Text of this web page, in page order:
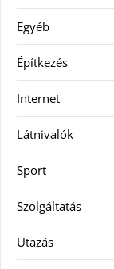
Egyéb
Építkezés
Internet
Látnivalók
Sport
Szolgáltatás
Utazás